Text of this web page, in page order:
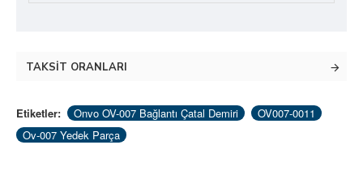
TAKSIT ORANLARI
Etiketler: Onvo OV-007 Bağlantı Çatal Demiri
OV007-0011
Ov-007 Yedek Parça